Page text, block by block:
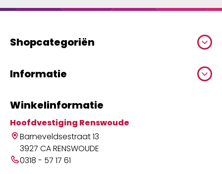
Shopcategoriën
Informatie
Winkelinformatie
Hoofdvestiging Renswoude
Barneveldsestraat 13
3927 CA RENSWOUDE
0318 - 57 17 61